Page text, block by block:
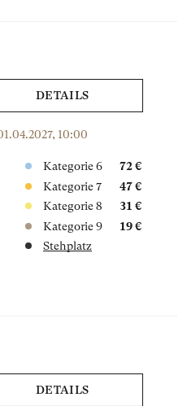
DETAILS
10:00
Kategorie 6
72 €
Kategorie 7
47 €
Kategorie 8
31 €
Kategorie 9
19 €
Stehplatz
DETAILS